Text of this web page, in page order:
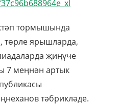
тормышында
төрле ярышларда,
җиңүче
7 меңнән артык
тәбрикләде.